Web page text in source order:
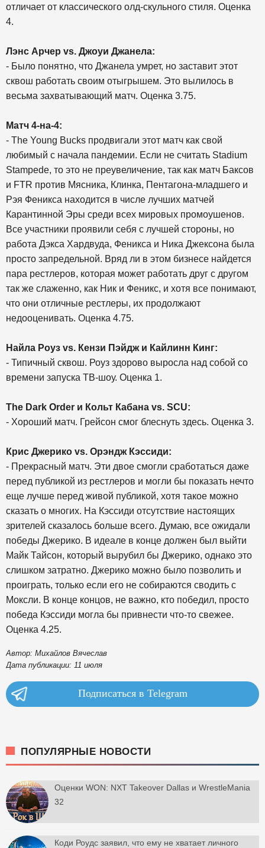
отличает от классического олд-скульного стиля. Оценка
4.
Лэнс Арчер vs. Джоуи Джанела:
- Было понятно, что Джанела умрет, но заставит этот
сквош работать своим отыгрышем. Это вылилось в
весьма захватывающий матч. Оценка 3.75.
Матч 4-на-4:
- The Young Bucks продвигали этот матч как свой
любимый с начала пандемии. Если не считать Stadium
Stampede, то это не преувеличение, так как матч Баксов
и FTR против Мясника, Клинка, Пентагона-младшего и
Рэя Феникса находится в числе лучших матчей
Карантинной Эры среди всех мировых промоушенов.
Все участники проявили себя с лучшей стороны, но
работа Дэкса Хардвуда, Феникса и Ника Джексона была
просто запредельной. Вряд ли в этом бизнесе найдется
пара рестлеров, которая может работать друг с другом
так же слаженно, как Ник и Феникс, и хотя все понимают,
что они отличные рестлеры, их продолжают
недооценивать. Оценка 4.75.
Найла Роуз vs. Кензи Пэйдж и Кайлинн Кинг:
- Типичный сквош. Роуз здорово выросла над собой со
времени запуска ТВ-шоу. Оценка 1.
The Dark Order и Кольт Кабана vs. SCU:
- Хороший матч. Грейсон смог блеснуть здесь. Оценка 3.
Крис Джерико vs. Орэндж Кэссиди:
- Прекрасный матч. Эти двое смогли сработаться даже
перед публикой из рестлеров и могли бы показать нечто
еще лучше перед живой публикой, хотя такое можно
сказать о многих. На Кэссиди отсутствие настоящих
зрителей сказалось больше всего. Думаю, все ожидали
победы Джерико. В идеале в конце должен был выйти
Майк Тайсон, который вырубил бы Джерико, однако это
слишком затратно. Джерико можно было позволить и
проиграть, только если его не собираются сводить с
Моксли. В конце концов, не важно, кто победил, просто
победа Кэссиди могла бы привнести что-то свежее.
Оценка 4.25.
Автор: Михайлов Вячеслав
Дата публикации: 11 июля
Подписаться в Telegram
ПОПУЛЯРНЫЕ НОВОСТИ
Оценки WON: NXT Takeover Dallas и WrestleMania
32
Коди Роудс заявил, что ему не хватает личного